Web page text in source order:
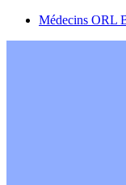
Médecins ORL